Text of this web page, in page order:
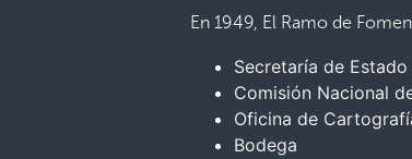
En 1949, El Ramo de
Secretaría de Estado
Comisión Nacional
Oficina de
Bodega